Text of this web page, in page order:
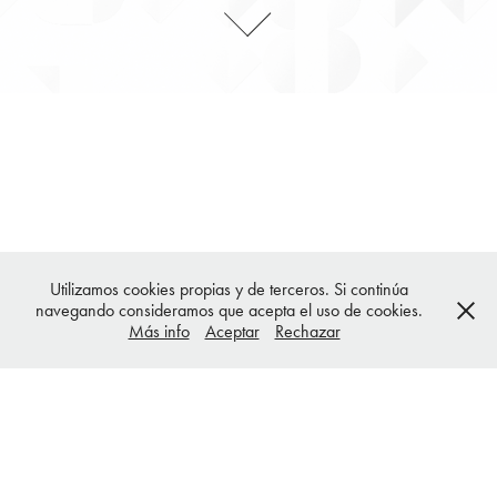
Packs de grabación
Utilizamos cookies propias y de terceros. Si continúa
navegando consideramos que acepta el uso de cookies.
Más info
Aceptar Rechazar